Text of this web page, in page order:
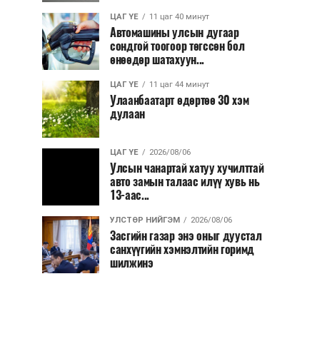
ЦАГ ҮЕ 11 цаг 40 минут
Автомашины улсын дугаар
сондгой тоогоор төгссөн бол
өнөөдөр шатахуун...
ЦАГ ҮЕ 11 цаг 44 минут
Улаанбаатарт өдөртөө 30 хэм
дулаан
ЦАГ ҮЕ 2026/08/06
Улсын чанартай хатуу хучилттай
авто замын талаас илүү хувь нь
13-аас...
УЛСТӨР НИЙГЭМ 2026/08/06
Засгийн газар энэ оныг дуустал
санхүүгийн хэмнэлтийн горимд
шилжинэ